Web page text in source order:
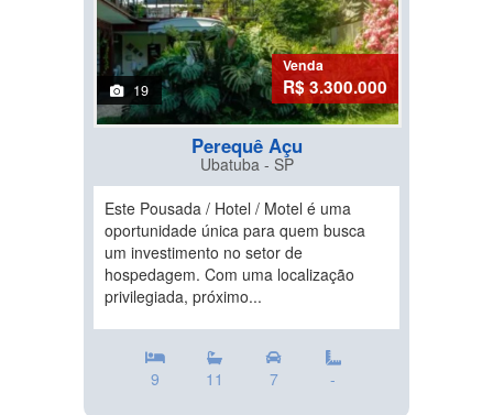
19
Venda
R$ 3.300.000
Perequê Açu
Ubatuba - SP
Este Pousada / Hotel / Motel é uma
oportunidade única para quem busca
um investimento no setor de
hospedagem. Com uma localização
privilegiada, próximo...
9 11 7 -